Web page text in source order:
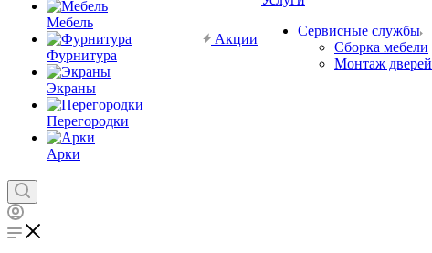
Мебель
Фурнитура
Экраны
Перегородки
Арки
Акции
Сервисные службы
Сборка мебели
Монтаж дверей